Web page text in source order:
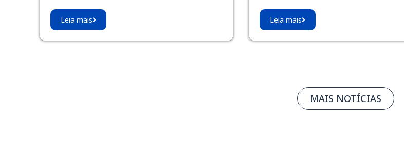
Leia mais Leia mais
MAIS NOTÍCIAS